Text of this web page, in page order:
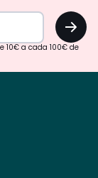
OK
10€ a cada 100€ de